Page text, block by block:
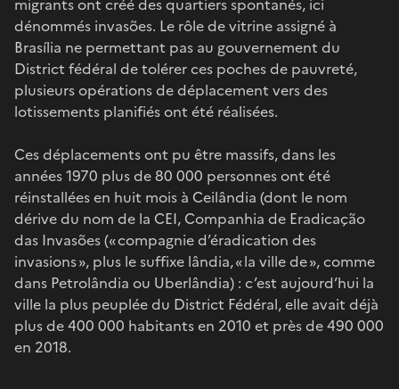
dénommés invasões. Le rôle de vitrine assigné à
Brasília ne permettant pas au gouvernement du
District fédéral de tolérer ces poches de pauvreté,
plusieurs opérations de déplacement vers des
lotissements planifiés ont été réalisées.
Ces déplacements ont pu être massifs, dans les
années 1970 plus de 80 000 personnes ont été
réinstallées en huit mois à Ceilândia (dont le nom
dérive du nom de la CEI, Companhia de Eradicação
das Invasões (« compagnie d’éradication des
invasions », plus le suffixe lândia, « la ville de », comme
dans Petrolândia ou Uberlândia) : c’est aujourd’hui la
ville la plus peuplée du District Fédéral, elle avait déjà
plus de 400 000 habitants en 2010 et près de 490 000
en 2018.